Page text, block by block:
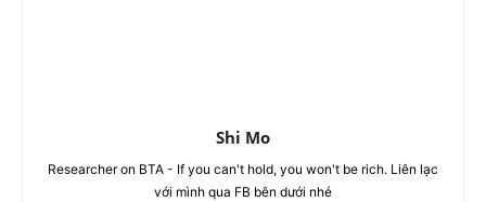
Shi Mo
Researcher on BTA - If you can't hold, you won't be rich. Liên lạc
với mình qua FB bên dưới nhé